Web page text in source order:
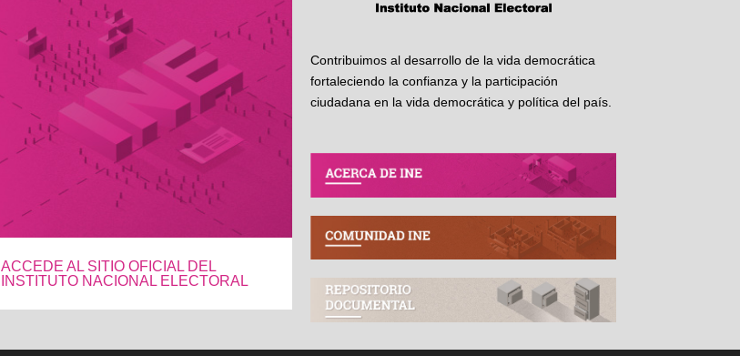
ACCEDE AL SITIO OFICIAL DEL
INSTITUTO NACIONAL ELECTORAL
Contribuimos al desarrollo de la vida democrática
fortaleciendo la confianza y la participación
ciudadana en la vida democrática y política del país.